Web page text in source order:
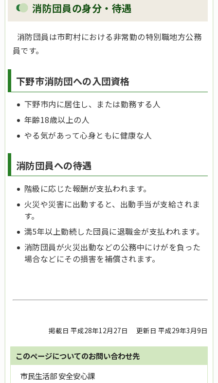
消防団員の身分・待遇
消防団員は市町村における非常勤の特別職地方公務
員です。
下野市消防団への入団資格
下野市内に居住し、または勤務する人
年齢18歳以上の人
やる気があって心身ともに健康な人
消防団員への待遇
階級に応じた報酬が支払われます。
火災や災害に出動すると、出動手当が支給されま
す。
満5年以上勤続した団員に退職金が支払われます。
消防団員が火災出動などの公務中にけがを負った
場合などにその損害を補償されます。
掲載日 平成28年12月27日 更新日 平成29年3月9日
このページについてのお問い合わせ先
市民生活部 安全安心課